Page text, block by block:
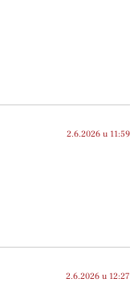
2.6.2026 u 11:59
2.6.2026 u 12:27